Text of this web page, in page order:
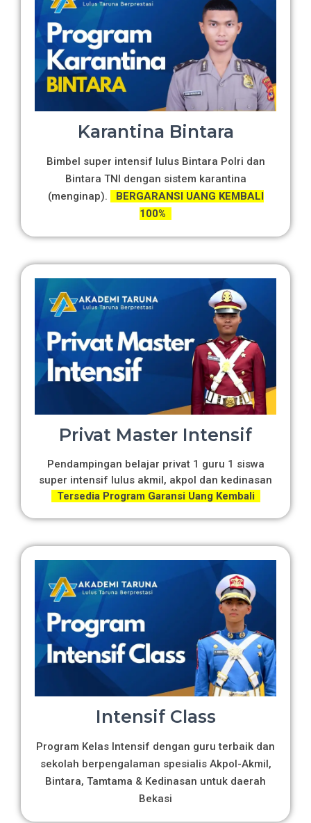
Karantina Bintara
Bimbel super intensif lulus Bintara Polri dan
Bintara TNI dengan sistem karantina
(menginap).
BERGARANSI UANG KEMBALI
100%
Privat Master Intensif
Pendampingan belajar privat 1 guru 1 siswa
super intensif lulus akmil, akpol dan kedinasan
Tersedia Program Garansi Uang Kembali
Intensif Class
Program Kelas Intensif dengan guru terbaik dan
sekolah berpengalaman spesialis Akpol-Akmil,
Bintara, Tamtama & Kedinasan untuk daerah
Bekasi